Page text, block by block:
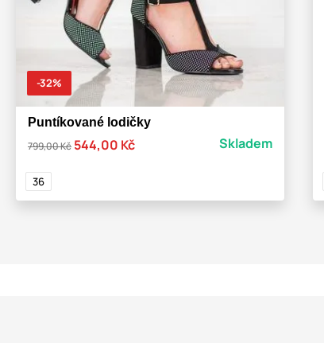
-32%
Puntíkované lodičky
799,00 Kč 544,00 Kč Skladem
36